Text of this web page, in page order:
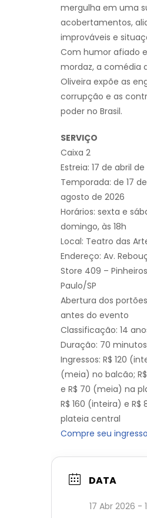
mergulha em uma
acobertamentos,
improváveis e
Com humor afiado
mordaz, a comédia
Oliveira expõe as
corrupção e as
poder no Brasil.
SERVIÇO
Caixa 2
Estreia: 17 de abril
Temporada: de 17
agosto de 2026
Horários: sexta e
domingo, às 18h
Local: Teatro das
Endereço: Av.
Store 409 –
Paulo/SP
Abertura dos
antes do evento
Classificação: 14
Duração: 70 minutos
Ingressos: R$ 120
(meia) no balcão;
e R$ 70 (meia) na
R$ 160 (inteira) e
plateia central
Compre seu
DATA
17 Abr 2026 -